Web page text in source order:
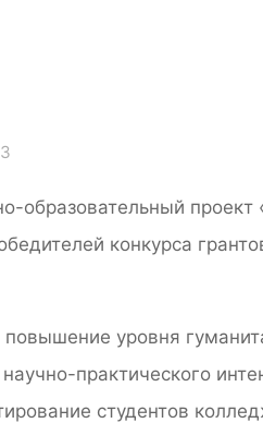
конкурса
уровня
практического
студентов